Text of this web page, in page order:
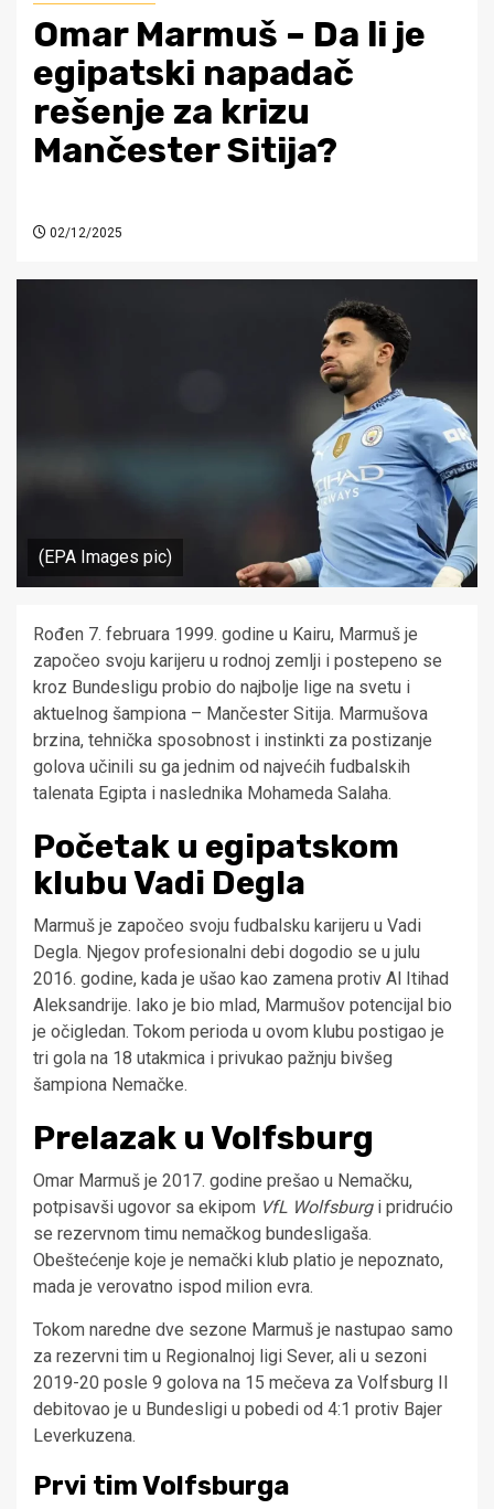
Omar Marmuš – Da li je
egipatski napadač
rešenje za krizu
Mančester Sitija?
02/12/2025
(EPA Images pic)
Rođen 7. februara 1999. godine u Kairu, Marmuš je
započeo svoju karijeru u rodnoj zemlji i postepeno se
kroz Bundesligu probio do najbolje lige na svetu i
aktuelnog šampiona – Mančester Sitija. Marmušova
brzina, tehnička sposobnost i instinkti za postizanje
golova učinili su ga jednim od najvećih fudbalskih
talenata Egipta i naslednika Mohameda Salaha.
Početak u egipatskom
klubu Vadi Degla
Marmuš je započeo svoju fudbalsku karijeru u Vadi
Degla. Njegov profesionalni debi dogodio se u julu
2016. godine, kada je ušao kao zamena protiv Al Itihad
Aleksandrije. Iako je bio mlad, Marmušov potencijal bio
je očigledan. Tokom perioda u ovom klubu postigao je
tri gola na 18 utakmica i privukao pažnju bivšeg
šampiona Nemačke.
Prelazak u Volfsburg
Omar Marmuš je 2017. godine prešao u Nemačku,
potpisavši ugovor sa ekipom VfL Wolfsburgi pridrućio
se rezervnom timu nemačkog bundesligaša.
Obeštećenje koje je nemački klub platio je nepoznato,
mada je verovatno ispod milion evra.
Tokom naredne dve sezone Marmuš je nastupao samo
za rezervni tim u Regionalnoj ligi Sever, ali u sezoni
2019-20 posle 9 golova na 15 mečeva za Volfsburg II
debitovao je u Bundesligi u pobedi od 4:1 protiv Bajer
Leverkuzena.
Prvi tim Volfsburga